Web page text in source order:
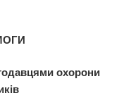
охорони